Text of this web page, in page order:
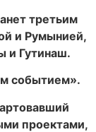
третьим
и Румынией,
и Гутинаш.
событием».
проектами,